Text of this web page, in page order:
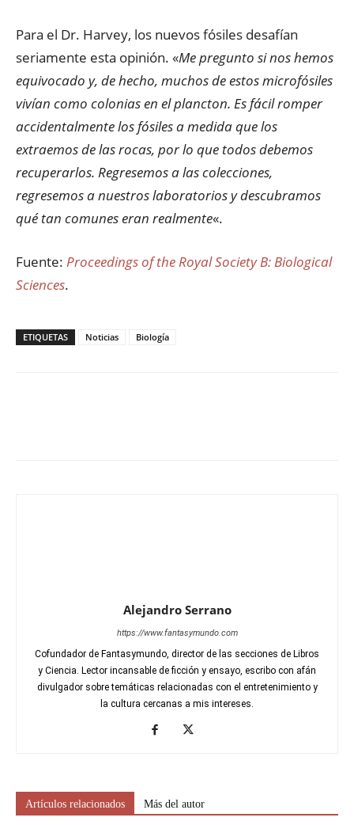
Para el Dr. Harvey, los nuevos fósiles desafían
seriamente esta opinión. «Me pregunto si nos hemos
equivocado y, de hecho, muchos de estos microfósiles
vivían como colonias en el plancton. Es fácil romper
accidentalmente los fósiles a medida que los
extraemos de las rocas, por lo que todos debemos
recuperarlos. Regresemos a las colecciones,
regresemos a nuestros laboratorios y descubramos
qué tan comunes eran realmente«.
Fuente: Proceedings of the Royal Society B: Biological
Sciences.
ETIQUETAS Noticias Biología
Alejandro Serrano
https://www.fantasymundo.com
Cofundador de Fantasymundo, director de las secciones de Libros
y Ciencia. Lector incansable de ficción y ensayo, escribo con afán
divulgador sobre temáticas relacionadas con el entretenimiento y
la cultura cercanas a mis intereses.
Artículos relacionados Más del autor